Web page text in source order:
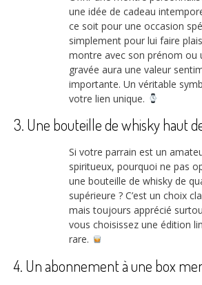
une idée de cadeau
ce soit pour une occasion
simplement pour lui faire
montre avec son prénom ou
gravée aura une valeur
importante. Un véritable
votre lien unique.
3. Une bouteille de whisky haut
Si votre parrain est un
spiritueux, pourquoi ne pas
une bouteille de whisky de
supérieure ? C’est un choix
mais toujours apprécié
vous choisissez une édition
rare.
4. Un abonnement à une box